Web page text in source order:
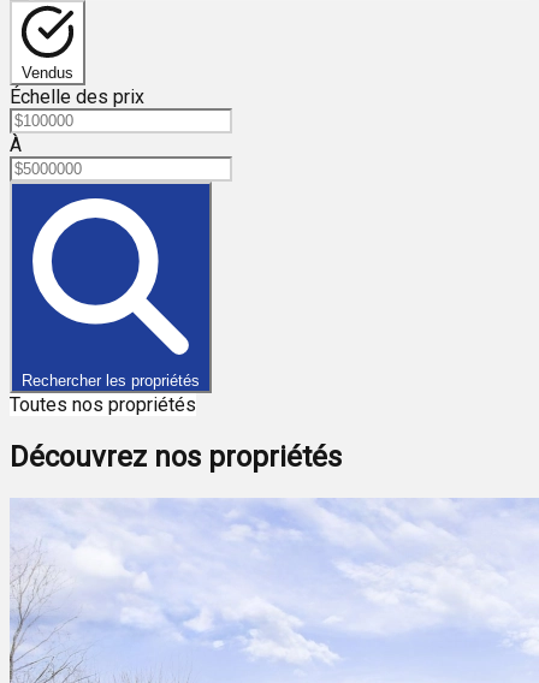
Vendus
Échelle des prix
À
Rechercher les propriétés
Toutes nos propriétés
Découvrez nos propriétés